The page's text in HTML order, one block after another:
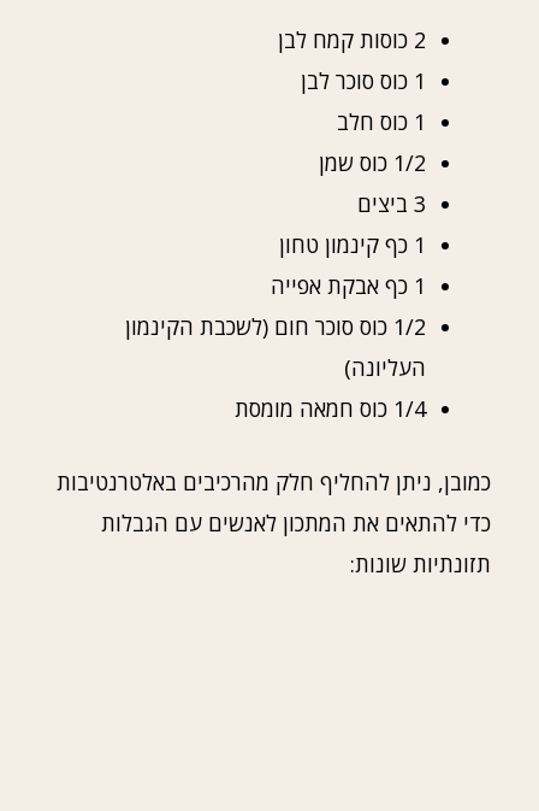
2 כוסות קמח לבן
1 כוס סוכר לבן
1 כוס חלב
1/2 כוס שמן
3 ביצים
1 כף קינמון טחון
1 כף אבקת אפייה
1/2 כוס סוכר חום (לשכבת הקינמון
העליונה)
1/4 כוס חמאה מומסת
כמובן, ניתן להחליף חלק מהרכיבים באלטרנטיבות
כדי להתאים את המתכון לאנשים עם הגבלות
תזונתיות שונות: